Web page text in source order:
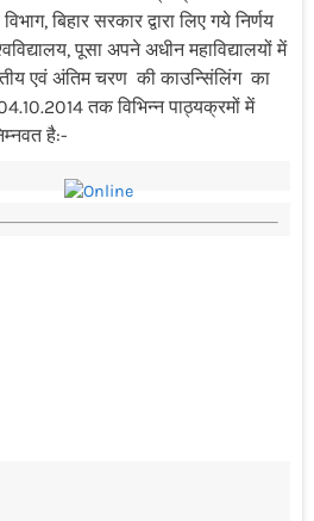
बिहार सरकार द्वारा लिए गये निर्णय
पूसा अपने अधीन महाविद्यालयों में
एवं अंतिम चरण की काउन्सिंलिंग का
तक विभिन्न पाठ्यक्रमों में
है:-​